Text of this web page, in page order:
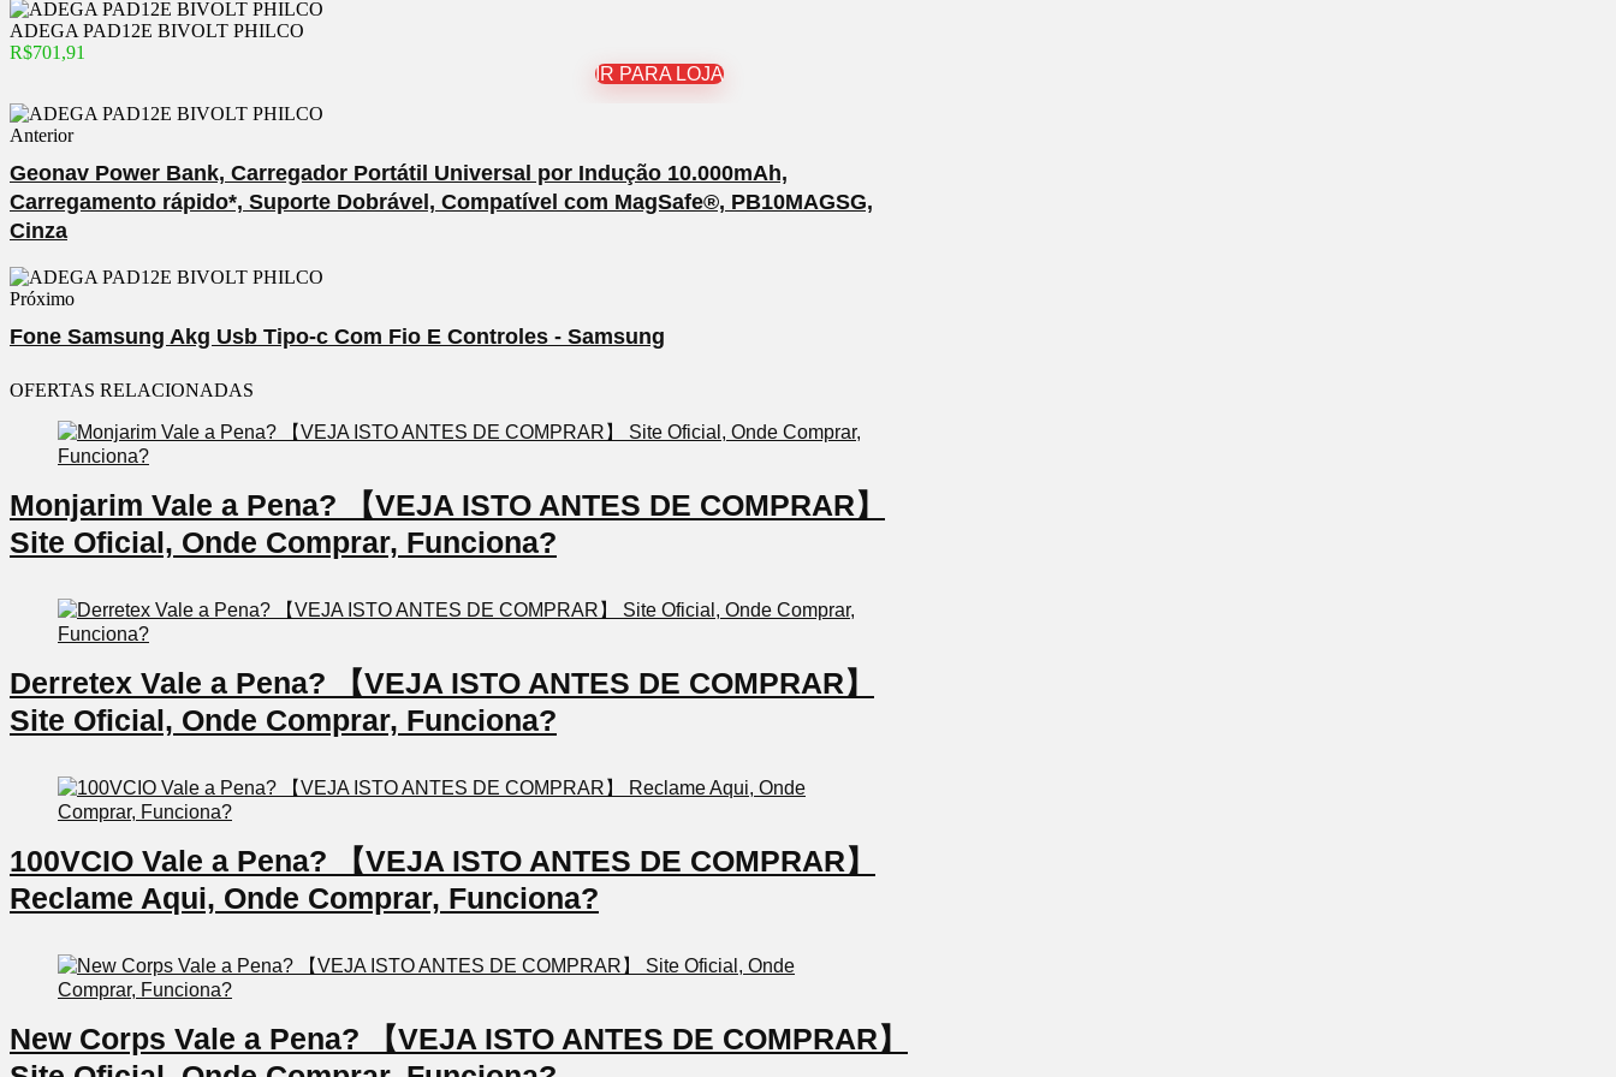
ADEGA PAD12E BIVOLT PHILCO
R$701,91
IR PARA LOJA
Anterior
Geonav Power Bank, Carregador Portátil Universal por Indução 10.000mAh,
Carregamento rápido*, Suporte Dobrável, Compatível com MagSafe®, PB10MAGSG,
Cinza
Próximo
Fone Samsung Akg Usb Tipo-c Com Fio E Controles - Samsung
OFERTAS RELACIONADAS
Monjarim Vale a Pena? 【VEJA ISTO ANTES DE COMPRAR】
Site Oficial, Onde Comprar, Funciona?
Derretex Vale a Pena? 【VEJA ISTO ANTES DE COMPRAR】
Site Oficial, Onde Comprar, Funciona?
100VCIO Vale a Pena? 【VEJA ISTO ANTES DE COMPRAR】
Reclame Aqui, Onde Comprar, Funciona?
New Corps Vale a Pena? 【VEJA ISTO ANTES DE COMPRAR】